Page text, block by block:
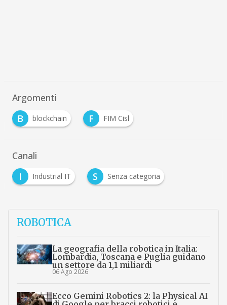
Argomenti
B
blockchain F FIM Cisl
Canali
I
Industrial IT S Senza categoria
ROBOTICA
La geografia della robotica in Italia:
Lombardia, Toscana e Puglia guidano
un settore da 1,1 miliardi
06 Ago 2026
Ecco Gemini Robotics 2: la Physical AI